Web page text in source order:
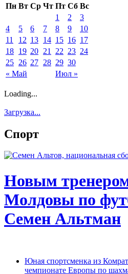
Пн Вт Ср Чт Пт Сб Вс
« Май Июл »
1 2
3
4
5 6 7 8 9
10
11
12 13 14 15 16 17
18 19 20 21 22 23 24
25 26 27 28 29 30
Loading...
Загрузка...
Спорт
Новым
Молдовы по
Семен Альтман
Юная спортсменка из
чемпионате Европы по